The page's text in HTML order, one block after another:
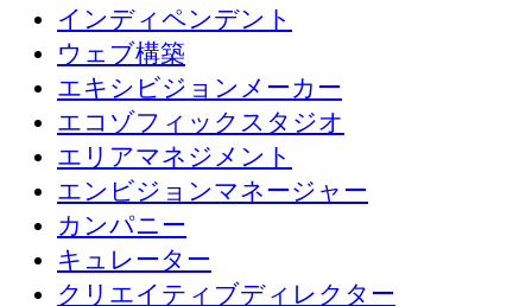
インディペンデント
ウェブ構築
エキシビジョンメーカー
エコゾフィックスタジオ
エリアマネジメント
エンビジョンマネージャー
カンパニー
キュレーター
クリエイティブディレクター